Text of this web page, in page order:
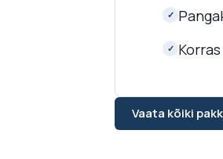
✓
✓
Vaata kõiki